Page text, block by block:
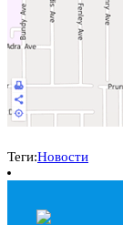
Теги:Новости